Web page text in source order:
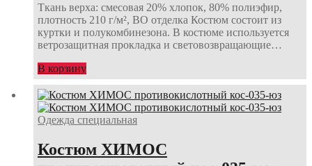
Ткань верха: смесовая 20% хлопок, 80% полиэфир,
плотность 210 г/м², ВО отделка Костюм состоит из
куртки и полукомбинезона. В костюме используется
ветрозащитная прокладка и световозвращающие…
В корзину
Одежда специальная
Костюм ХИМОС